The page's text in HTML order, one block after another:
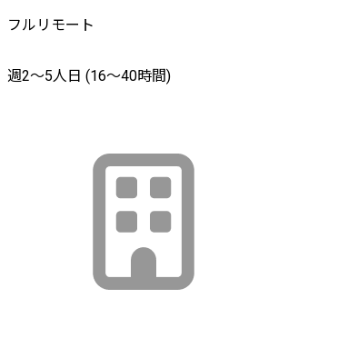
フルリモート
週2〜5人日 (16〜40時間)